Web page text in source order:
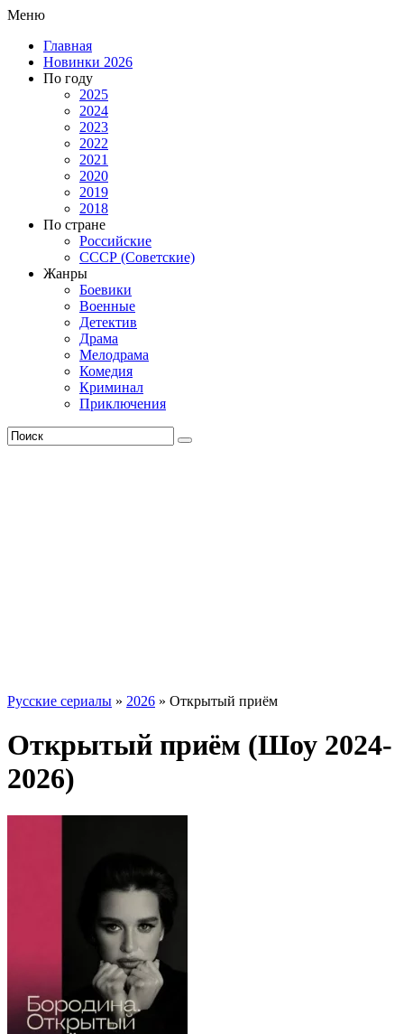
Меню
Главная
Новинки 2026
По году
2025
2024
2023
2022
2021
2020
2019
2018
По стране
Российские
СССР (Советские)
Жанры
Боевики
Военные
Детектив
Драма
Мелодрама
Комедия
Криминал
Приключения
Русские сериалы » 2026 » Открытый приём
Открытый приём (Шоу 2024-
2026)